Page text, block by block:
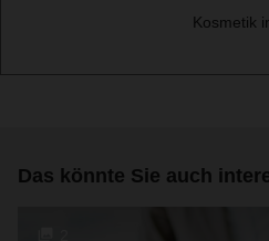
Kosmetik
Das könnte Sie auch